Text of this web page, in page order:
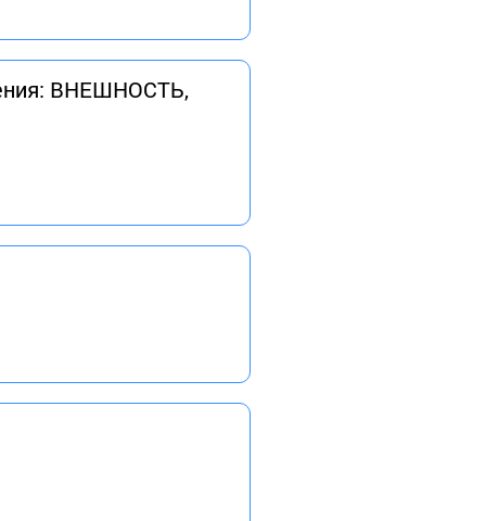
ВНЕШНОСТЬ,